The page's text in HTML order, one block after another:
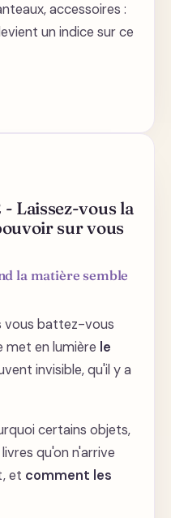
accessoires :
un indice sur ce
pas ranger ?
passe par vider
?
accessoires
Laissez-vous la
sur vous
la matière semble
vous battez-vous
met en lumière le
invisible, qu'il y a
certains objets,
qu'on n'arrive
et comment les